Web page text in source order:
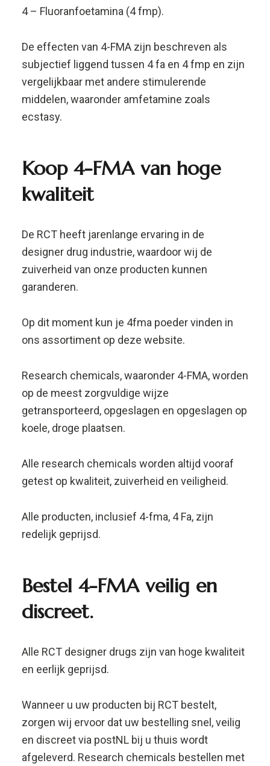
kwaliteit
De RCT heeft jarenlange ervaring in de
designer drug industrie, waardoor wij de
zuiverheid van onze producten kunnen
garanderen.
Research chemicals, waaronder 4-FMA, worden
op de meest zorgvuldige wijze
koele, droge plaatsen.
Alle research chemicals worden altijd vooraf
getest op kwaliteit, zuiverheid en veiligheid.
Alle producten, inclusief 4-fma, 4 Fa, zijn
redelijk geprijsd.
Bestel 4-FMA veilig en
discreet.
Alle RCT designer drugs zijn van hoge kwaliteit
en eerlijk geprijsd.
Wanneer u uw producten bij RCT bestelt,
zorgen wij ervoor dat uw bestelling snel, veilig
iDeal, creditcard, bitcoins of bankoverschrijving,
In de RCT kan alles heel eenvoudig.
Voor 16.00 uur besteld, morgen in huis!
Mogelijke risico’s 4fma
poeder